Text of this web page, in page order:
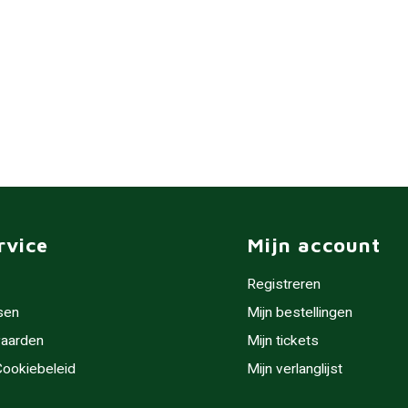
Mijn account
Registreren
Mijn bestellingen
Mijn tickets
Mijn verlanglijst